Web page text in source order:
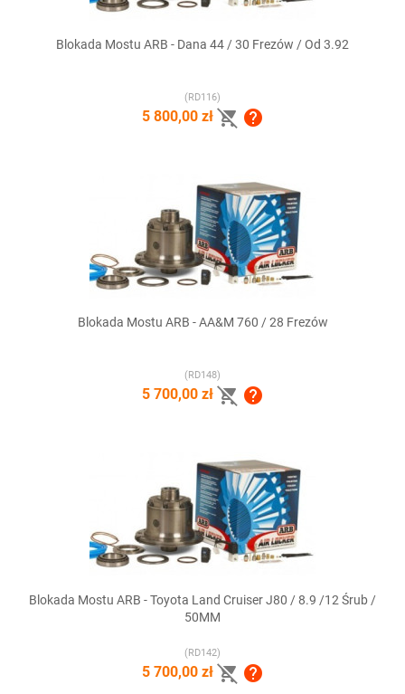
Blokada Mostu ARB - Dana 44 / 30 Frezów / Od 3.92
(RD116)
5 800,00 zł  
Blokada Mostu ARB - AA&M 760 / 28 Frezów
(RD148)
5 700,00 zł  
Blokada Mostu ARB - Toyota Land Cruiser J80 / 8.9 /12 Śrub /
50MM
(RD142)
5 700,00 zł  